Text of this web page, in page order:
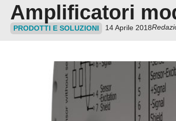
Amplificatori
PRODOTTI E SOLUZIONI 14 Aprile 2018